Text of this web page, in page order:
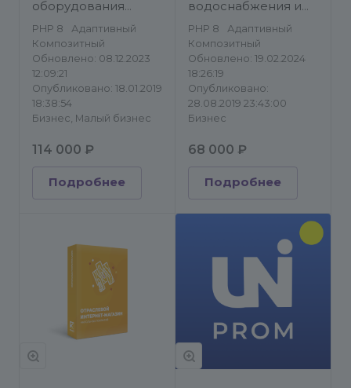
оборудования
«Крайт:
Инструменты.Tools»
PHP 8
Адаптивный
Композитный
Обновлено: 08.12.2023
12:09:21
Опубликовано: 18.01.2019
18:38:54
Бизнес, Малый бизнес
114 000 ₽
Подробнее
водоснабжения и
отопления «Крайт:
Сантехника.SpecialFlat»
PHP 8
Адаптивный
Композитный
Обновлено: 19.02.2024
18:26:19
Опубликовано:
28.08.2019 23:43:00
Бизнес
68 000 ₽
Подробнее